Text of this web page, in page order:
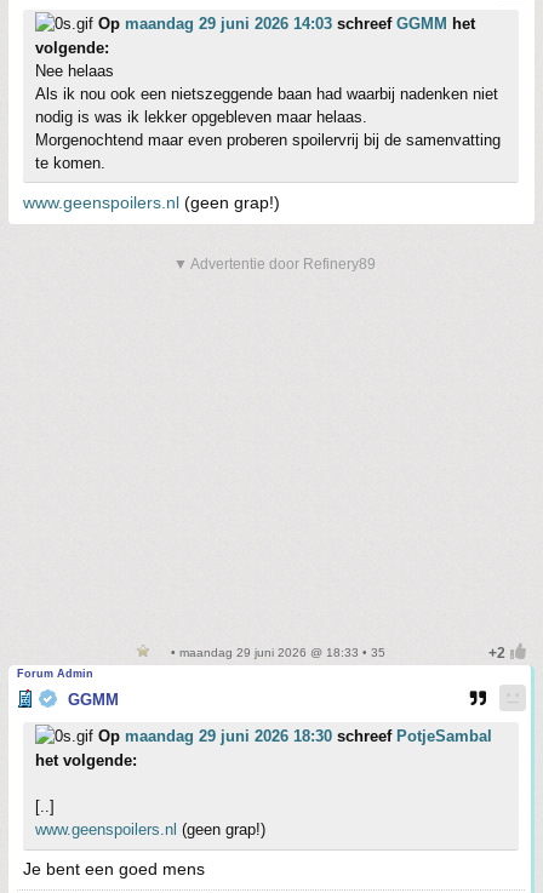
Op maandag 29 juni 2026 14:03 schreef GGMM het
volgende:
Nee helaas
Als ik nou ook een nietszeggende baan had waarbij nadenken niet
nodig is was ik lekker opgebleven maar helaas.
Morgenochtend maar even proberen spoilervrij bij de samenvatting
te komen.
www.geenspoilers.nl (geen grap!)
▼ Advertentie door Refinery89
• maandag 29 juni 2026 @ 18:33 • 35
Forum Admin
GGMM
Op maandag 29 juni 2026 18:30 schreef PotjeSambal
het volgende:
[..]
www.geenspoilers.nl (geen grap!)
Je bent een goed mens